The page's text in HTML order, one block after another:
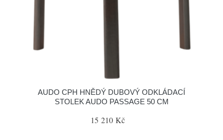
AUDO CPH HNĚDÝ DUBOVÝ ODKLÁDACÍ
STOLEK AUDO PASSAGE 50 CM
15 210 Kč